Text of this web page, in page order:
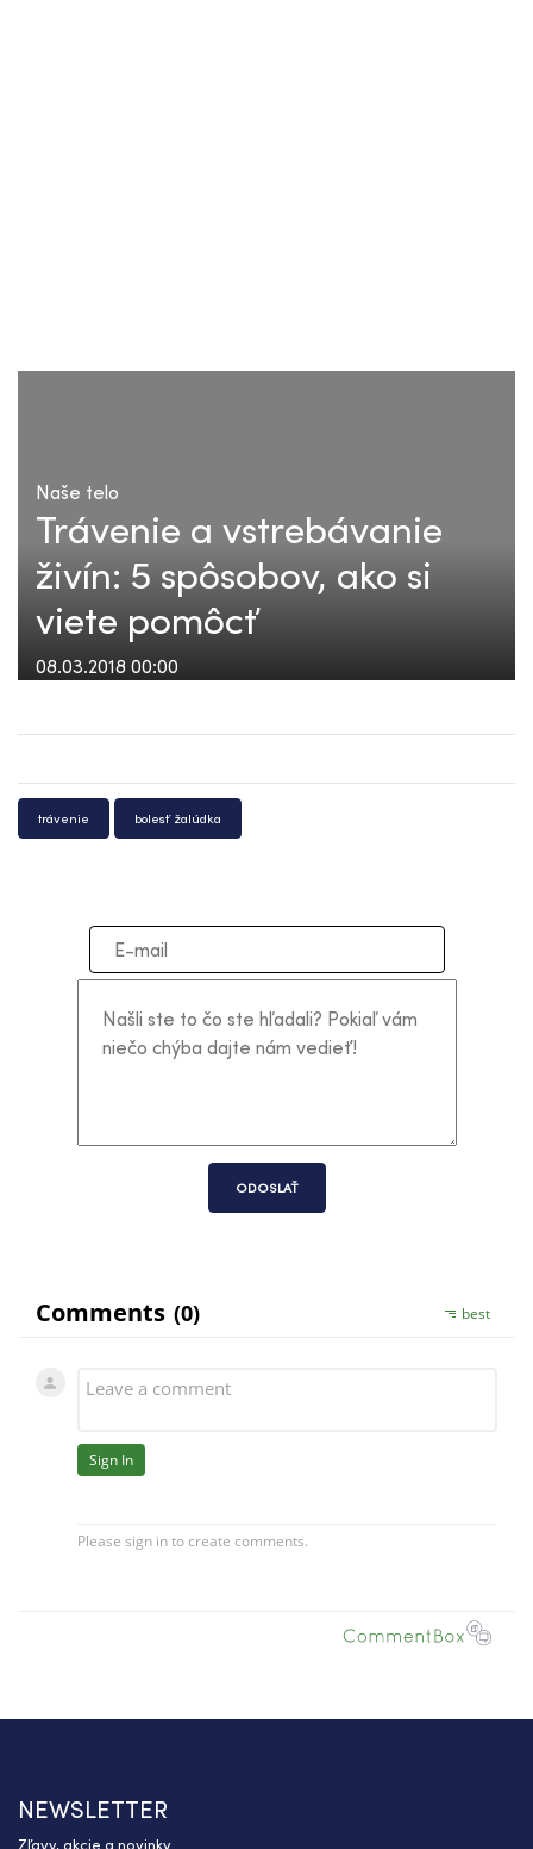
Naše telo
Trávenie a vstrebávanie
živín: 5 spôsobov, ako si
viete pomôcť
08.03.2018 00:00
trávenie bolesť žalúdka
ODOSLAŤ
NEWSLETTER
Zľavy, akcie a novinky